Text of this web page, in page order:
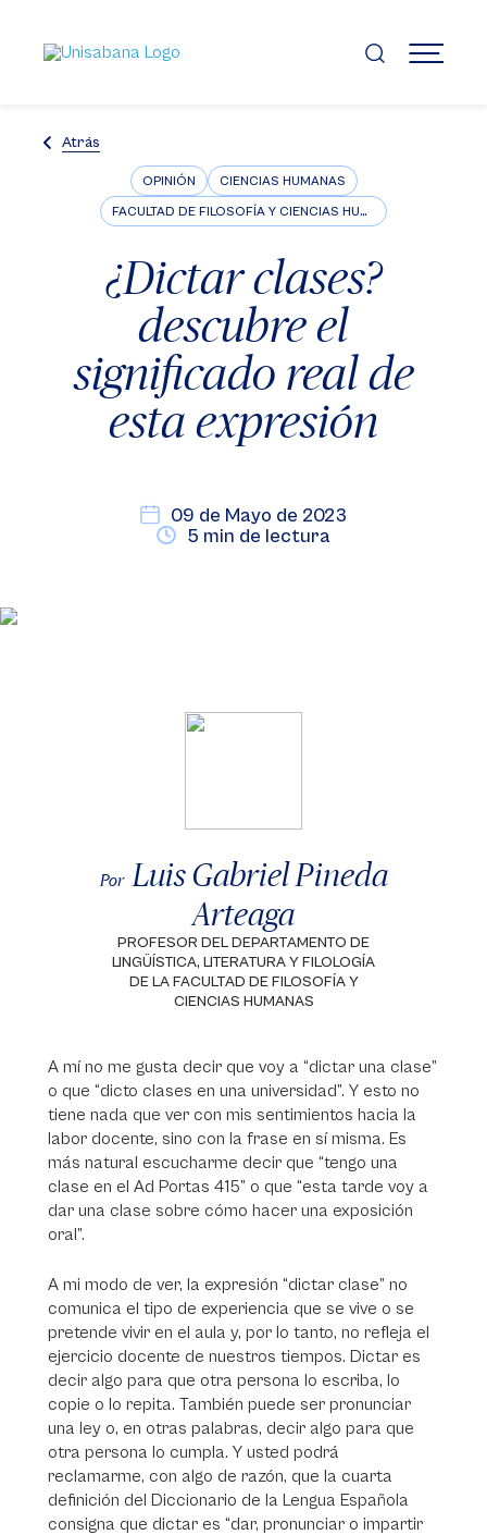
contenido
principal
MENÚ
Atrás
OPINIÓN CIENCIAS HUMANAS
FACULTAD DE FILOSOFÍA Y CIENCIAS HUMANAS
¿Dictar clases?
descubre el
significado real de
esta expresión
09 de Mayo de 2023
5 min de lectura
Por Luis Gabriel Pineda
Arteaga
PROFESOR DEL DEPARTAMENTO DE
LINGÜÍSTICA, LITERATURA Y FILOLOGÍA
DE LA FACULTAD DE FILOSOFÍA Y
CIENCIAS HUMANAS
A mí no me gusta decir que voy a “dictar una clase”
o que “dicto clases en una universidad”. Y esto no
tiene nada que ver con mis sentimientos hacia la
labor docente, sino con la frase en sí misma. Es
más natural escucharme decir que “tengo una
clase en el Ad Portas 415” o que “esta tarde voy a
dar una clase sobre cómo hacer una exposición
oral”.
A mi modo de ver, la expresión “dictar clase” no
comunica el tipo de experiencia que se vive o se
pretende vivir en el aula y, por lo tanto, no refleja el
ejercicio docente de nuestros tiempos. Dictar es
decir algo para que otra persona lo escriba, lo
copie o lo repita. También puede ser pronunciar
una ley o, en otras palabras, decir algo para que
otra persona lo cumpla. Y usted podrá
reclamarme, con algo de razón, que la cuarta
definición del Diccionario de la Lengua Española
consigna que dictar es “dar, pronunciar o impartir